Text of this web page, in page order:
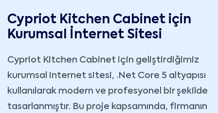
Cypriot Kitchen Cabinet için
Kurumsal İnternet Sitesi
Cypriot Kitchen Cabinet için geliştirdiğimiz
kurumsal internet sitesi, .Net Core 5 altyapısı
kullanılarak modern ve profesyonel bir şekilde
tasarlanmıştır. Bu proje kapsamında, firmanın